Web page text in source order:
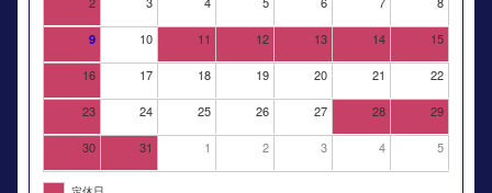
9 10 11 12 13 14 15
16 17 18 19 20 21 22
23 24 25 26 27 28 29
30 31 1 2 3 4 5